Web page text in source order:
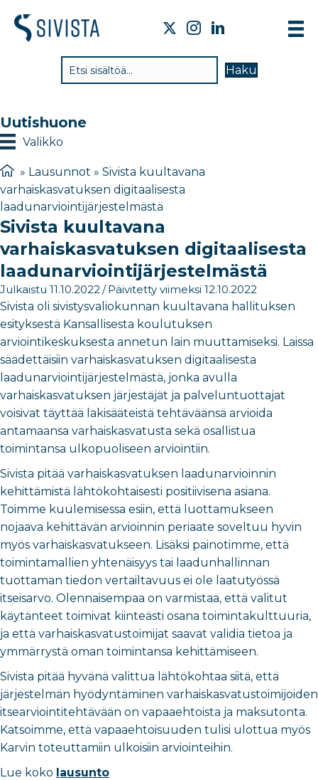
Haku
Uutishuone
Valikko
» Lausunnot » Sivista kuultavana
varhaiskasvatuksen digitaalisesta
laadunarviointijärjestelmästä
Sivista kuultavana
varhaiskasvatuksen digitaalisesta
laadunarviointijärjestelmästä
Julkaistu 11.10.2022/ Päivitetty viimeksi 12.10.2022
Sivista oli sivistysvaliokunnan kuultavana hallituksen
esityksestä Kansallisesta koulutuksen
arviointikeskuksesta annetun lain muuttamiseksi. Laissa
säädettäisiin varhaiskasvatuksen digitaalisesta
laadunarviointijärjestelmästä, jonka avulla
varhaiskasvatuksen järjestäjät ja palveluntuottajat
voisivat täyttää lakisääteistä tehtäväänsä arvioida
antamaansa varhaiskasvatusta sekä osallistua
toimintansa ulkopuoliseen arviointiin.
Sivista pitää varhaiskasvatuksen laadunarvioinnin
kehittämistä lähtökohtaisesti positiivisena asiana.
Toimme kuulemisessa esiin, että luottamukseen
nojaava kehittävän arvioinnin periaate soveltuu hyvin
myös varhaiskasvatukseen. Lisäksi painotimme, että
toimintamallien yhtenäisyys tai laadunhallinnan
tuottaman tiedon vertailtavuus ei ole laatutyössä
itseisarvo. Olennaisempaa on varmistaa, että valitut
käytänteet toimivat kiinteästi osana toimintakulttuuria,
ja että varhaiskasvatustoimijat saavat validia tietoa ja
ymmärrystä oman toimintansa kehittämiseen.
Sivista pitää hyvänä valittua lähtökohtaa siitä, että
järjestelmän hyödyntäminen varhaiskasvatustoimijoiden
itsearviointitehtävään on vapaaehtoista ja maksutonta.
Katsoimme, että vapaaehtoisuuden tulisi ulottua myös
Karvin toteuttamiin ulkoisiin arviointeihin.
Lue koko lausunto